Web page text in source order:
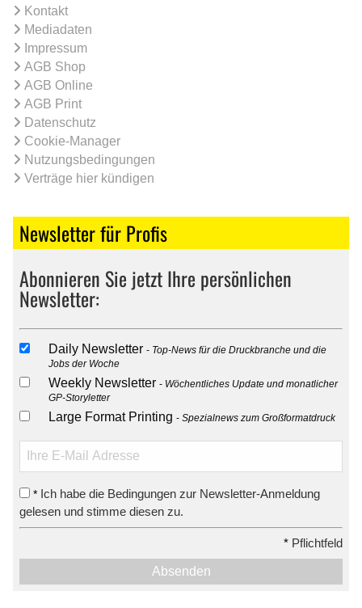
Kontakt
Mediadaten
Impressum
AGB Shop
AGB Online
AGB Print
Datenschutz
Cookie-Manager
Nutzungsbedingungen
Verträge hier kündigen
Newsletter für Profis
Abonnieren Sie jetzt Ihre persönlichen
Newsletter:
Daily Newsletter
Top-News für die Druckbranche und die
Jobs der Woche
Weekly Newsletter
Wöchentliches Update und monatlicher
GP-Storyletter
Large Format Printing Spezialnews zum Großformatdruck
* Ich habe die Bedingungen zur Newsletter-Anmeldung
gelesen und stimme diesen zu.
* Pflichtfeld
Absenden